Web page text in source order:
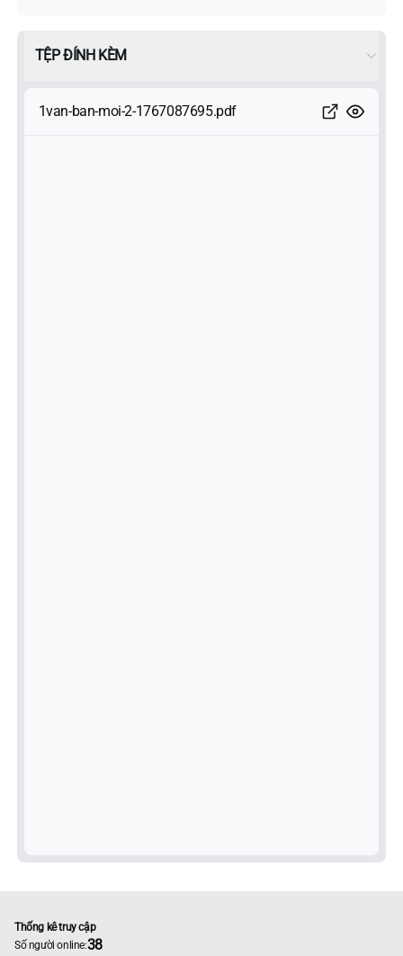
TỆP ĐÍNH KÈM
1van-ban-moi-2-1767087695.pdf
Thống kê truy cập
Số người online:38